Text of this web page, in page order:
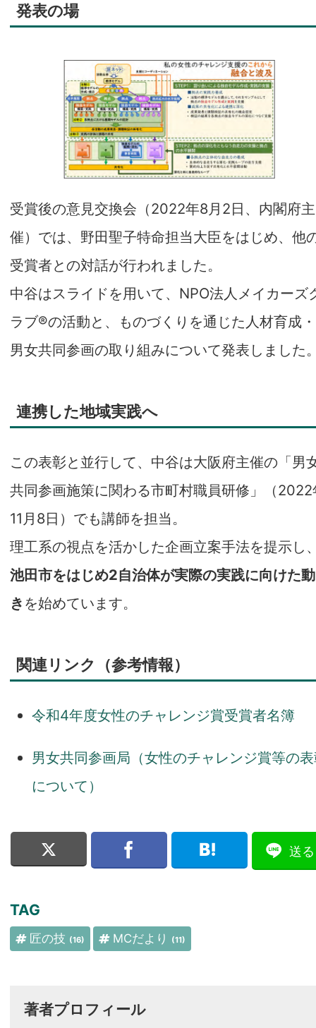
発表の場
受賞後の意見交換会（2022年8月2日、内閣府主
催）では、野田聖子特命担当大臣をはじめ、他
受賞者との対話が行われました。
中谷はスライドを用いて、NPO法人メイカーズ
ラブ®の活動と、ものづくりを通じた人材育成・
男女共同参画の取り組みについて発表しました
連携した地域実践へ
この表彰と並行して、中谷は大阪府主催の「男
共同参画施策に関わる市町村職員研修」（2022
11月8日）でも講師を担当。
理工系の視点を活かした企画立案手法を提示し
池田市をはじめ2自治体が実際の実践に向けた動
き を始めています。
関連リンク（参考情報）
令和4年度女性のチャレンジ賞受賞者名簿
男女共同参画局（女性のチャレンジ賞等の
について）
送る
TAG
匠の技 (16) MCだより (11)
著者プロフィール